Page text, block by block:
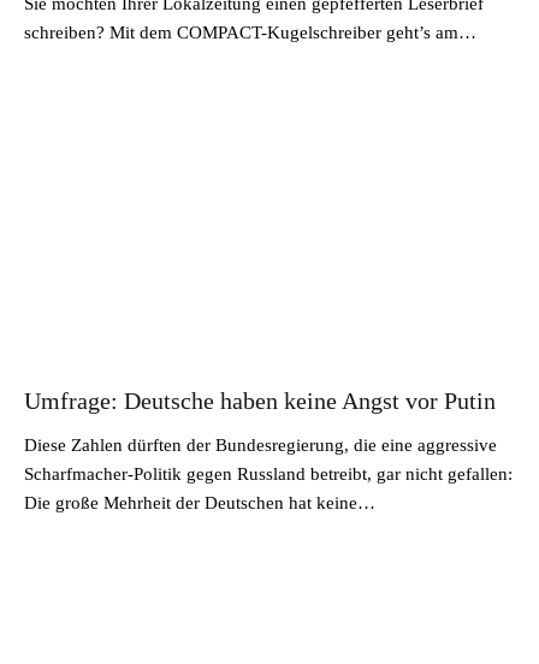
schreiben? Mit dem COMPACT-Kugelschreiber geht’s am…
Umfrage: Deutsche haben keine Angst vor Putin
Diese Zahlen dürften der Bundesregierung, die eine aggressive
Scharfmacher-Politik gegen Russland betreibt, gar nicht gefallen:
Die große Mehrheit der Deutschen hat keine…